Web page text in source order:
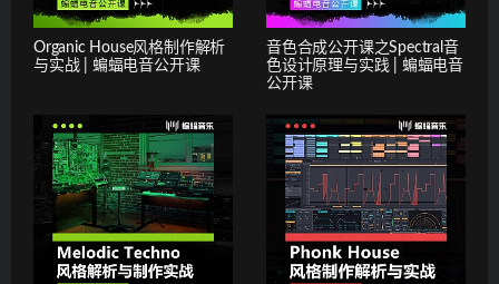
Organic House风格制作解析
与实战 | 蝙蝠电音公开课
音色合成公开课之Spectral音
色设计原理与实践 | 蝙蝠电音
公开课